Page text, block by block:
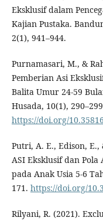
Eksklusif dalam
Kajian Pustaka.
2(1), 941–944.
Purnamasari, M., &
Pemberian Asi
Balita Umur 24-59
Husada, 10(1),
https://doi.org/
Putri, A. E., Edison,
ASI Eksklusif dan Pola
pada Anak Usia 5-6
171. https://doi.org/
Rilyani, R. (2021).